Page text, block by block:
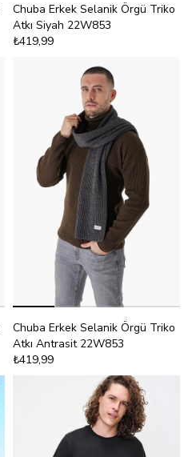
Chuba Erkek Selanik Örgü Triko
Atkı Siyah 22W853
₺419,99
Chuba Erkek Selanik Örgü Triko
Atkı Antrasit 22W853
₺419,99